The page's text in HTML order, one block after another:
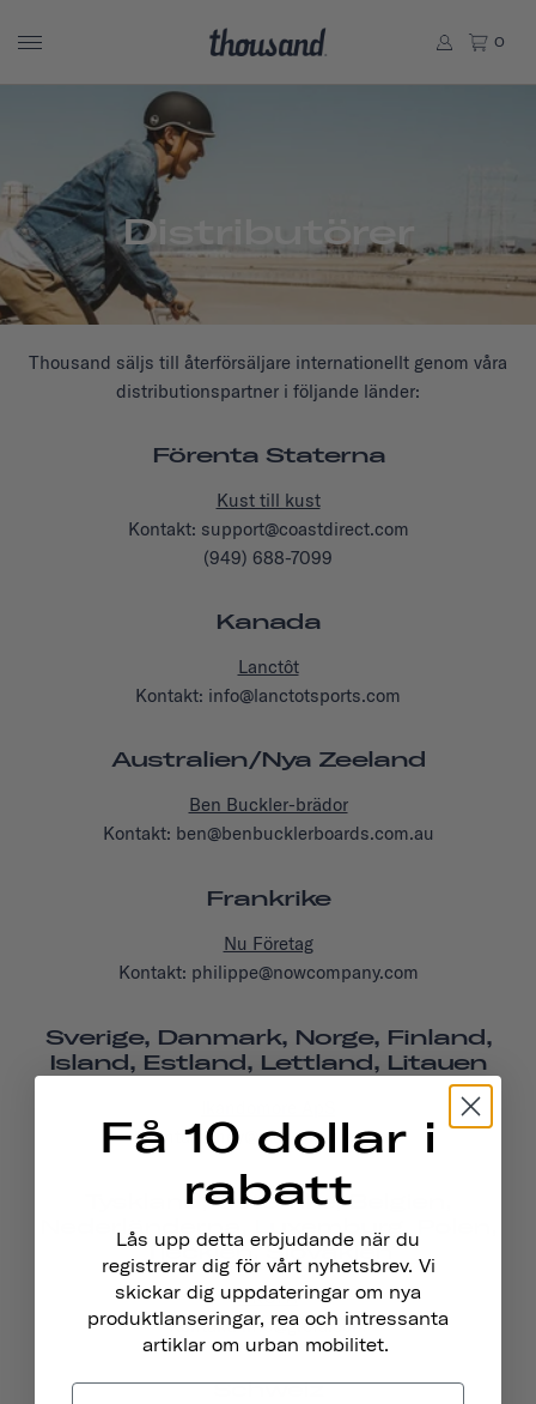
0
Distributörer
Thousand säljs till återförsäljare internationellt genom våra
distributionspartner i följande länder:
Förenta Staterna
Kust till kust
Kontakt: support@coastdirect.com
(949) 688-7099
Kanada
Lanctôt
Kontakt: info@lanctotsports.com
Australien/Nya Zeeland
Ben Buckler-brädor
Kontakt: ben@benbucklerboards.com.au
Frankrike
Nu Företag
Kontakt: philippe@nowcompany.com
Sverige, Danmark, Norge, Finland,
Island, Estland, Lettland, Litauen
Kontakt: hey@ikandomore.com
Tyskland, Österrike, Belgien,
Nederländerna, Luxemburg, Polen,
Tjeckien, Slovakien
GROFA
Kontakt: info@grofa.com
Schweiz
Få 10 dollar i
rabatt
Lås upp detta erbjudande när du
registrerar dig för vårt nyhetsbrev. Vi
skickar dig uppdateringar om nya
produktlanseringar, rea och intressanta
artiklar om urban mobilitet.